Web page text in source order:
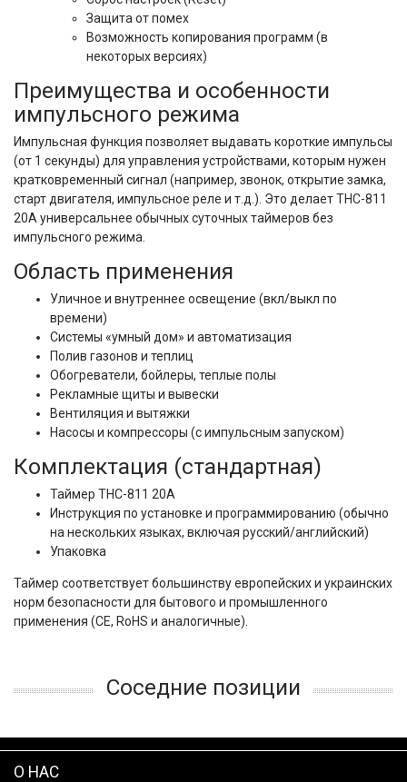
Защита от помех
Возможность копирования программ (в
некоторых версиях)
Преимущества и особенности
импульсного режима
Импульсная функция позволяет выдавать короткие импульсы
(от 1 секунды) для управления устройствами, которым нужен
кратковременный сигнал (например, звонок, открытие замка,
старт двигателя, импульсное реле и т.д.). Это делает THC-811
20А универсальнее обычных суточных таймеров без
импульсного режима.
Область применения
Уличное и внутреннее освещение (вкл/выкл по
времени)
Системы «умный дом» и автоматизация
Полив газонов и теплиц
Обогреватели, бойлеры, теплые полы
Рекламные щиты и вывески
Вентиляция и вытяжки
Насосы и компрессоры (с импульсным запуском)
Комплектация (стандартная)
Таймер THC-811 20А
Инструкция по установке и программированию (обычно
на нескольких языках, включая русский/английский)
Упаковка
Таймер соответствует большинству европейских и украинских
норм безопасности для бытового и промышленного
применения (CE, RoHS и аналогичные).
Соседние позиции
О НАС